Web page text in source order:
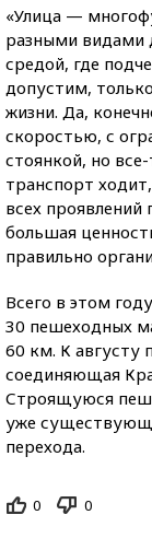
«Улица —
разными видами
средой, где
допустим,
жизни. Да,
скоростью, с
стоянкой, но
транспорт
всех проявлений
большая
правильно
Всего в этом
30 пешеходных
60 км. К августу
соединяющая
Строящуюся
уже
перехода.
0 0